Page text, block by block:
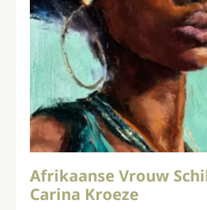
Afrikaanse Vrouw
Carina Kroeze